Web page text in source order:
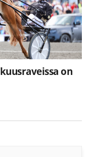
on